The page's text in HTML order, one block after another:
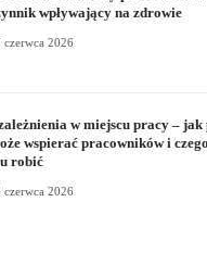
wpływający na zdrowie
czerwca 2026
w miejscu pracy – jak
wspierać pracowników i
robić
czerwca 2026